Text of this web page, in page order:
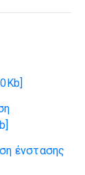
ένστασης